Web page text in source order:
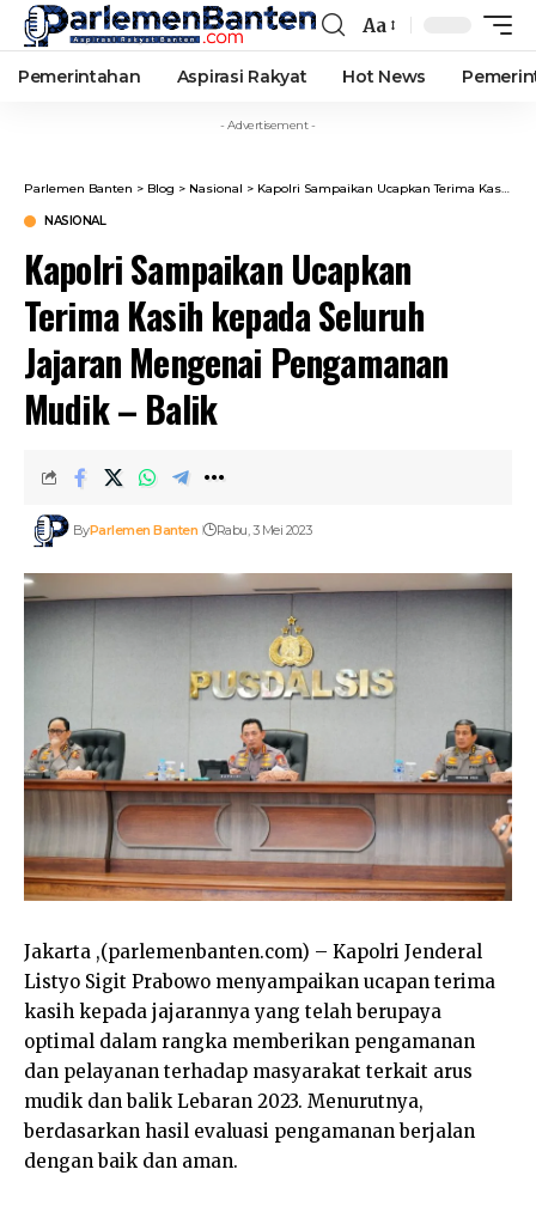
Font
Resizer
Aa
Pemerintahan Aspirasi Rakyat Hot News
- Advertisement -
Parlemen Banten > Blog > Nasional > Kapolri Sampaikan Ucapkan Terima Kasih kepada Seluruh Jajaran Mengenai Pengamanan Mudik – Balik
NASIONAL
Kapolri Sampaikan Ucapkan
Terima Kasih kepada Seluruh
Jajaran Mengenai Pengamanan
Mudik – Balik
ByParlemen Banten Rabu, 3 Mei 2023
Jakarta ,(parlemenbanten.com) – Kapolri Jenderal
Listyo Sigit Prabowo menyampaikan ucapan terima
kasih kepada jajarannya yang telah berupaya
optimal dalam rangka memberikan pengamanan
dan pelayanan terhadap masyarakat terkait arus
mudik dan balik Lebaran 2023. Menurutnya,
berdasarkan hasil evaluasi pengamanan berjalan
dengan baik dan aman.